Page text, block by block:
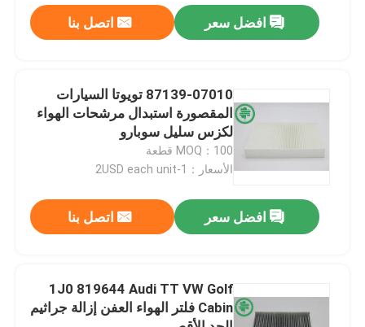
معلومات عنا
اتصل بنا
أخبار
فلاتر هواء كابينة السيارات
افضل سعر اتصل بنا
87139-07010 تويوتا السيارات
المقصورة استبدال مرشحات الهواء
لكزس سليل سوبارو
MOQ：100 قطعة
الأسعار：1-2USD each unit
افضل سعر اتصل بنا
1J0 819644 Audi TT VW Golf
Cabin فلتر الهواء العفن إزالة جراثيم